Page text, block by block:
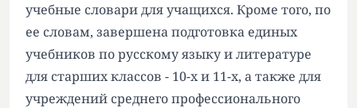
учебные словари для учащихся. Кроме того, по
ее словам, завершена подготовка единых
учебников по русскому языку и литературе
для старших классов - 10-х и 11-х, а также для
учреждений среднего профессионального